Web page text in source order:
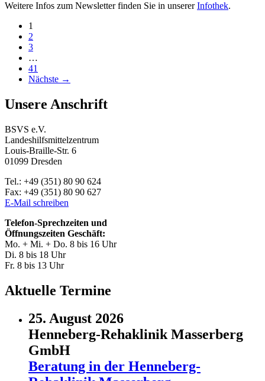
Weitere Infos zum Newsletter finden Sie in unsererInfothek.
Beitragsnavigation
1
2
3
…
41
Nächste →
Unsere Anschrift
BSVS e.V.
Landeshilfsmittelzentrum
Louis-Braille-Str. 6
01099 Dresden
Tel.: +49 (351) 80 90 624
Fax: +49 (351) 80 90 627
E-Mail schreiben
Telefon-Sprechzeiten und
Öffnungszeiten Geschäft:
Mo. + Mi. + Do. 8 bis 16 Uhr
Di. 8 bis 18 Uhr
Fr. 8 bis 13 Uhr
Aktuelle Termine
25. August 2026
Henneberg-Rehaklinik Masserberg
GmbH
Beratung in der Henneberg-